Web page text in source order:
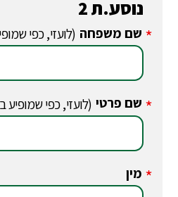
נוסע.ת 2
* שם משפחה (לועזי, כפי
* שם פרטי (לועזי, כפי שמופיע
* מין